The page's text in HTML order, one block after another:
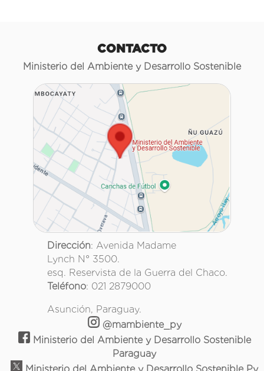
CONTACTO
Ministerio del Ambiente y Desarrollo Sostenible
Dirección: Avenida Madame
Lynch N° 3500.
esq. Reservista de la Guerra del Chaco.
Teléfono: 021 2879000
Asunción, Paraguay.
@mambiente_py
Ministerio del Ambiente y Desarrollo Sostenible
Paraguay